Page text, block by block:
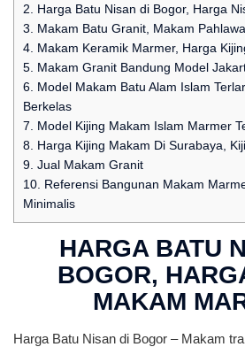
2.
Harga Batu Nisan di Bogor, Harga
3.
Makam Batu Granit, Makam
4. Makam Keramik Marmer, Harga
5. Makam Granit Bandung Model
6. Model Makam Batu Alam Islam
Berkelas
7.
Model Kijing Makam Islam Marmer
8. Harga Kijing Makam Di Surabaya,
9. Jual Makam Granit
10. Referensi Bangunan Makam
Minimalis
HARGA BATU
BOGOR,
MAKAM
Harga Batu Nisan di Bogor – Makam